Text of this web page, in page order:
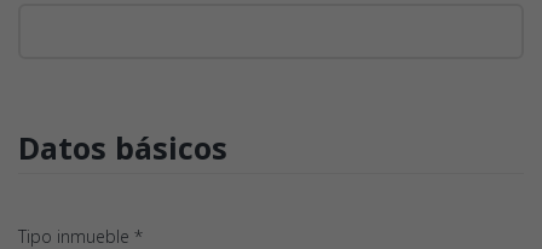
Datos básicos
Tipo inmueble *